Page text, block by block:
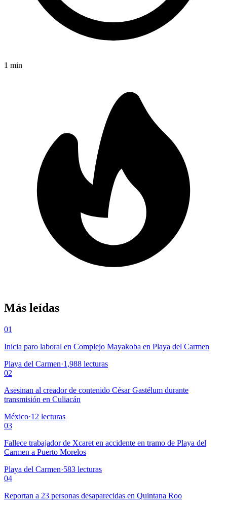
1 min
Más leídas
01
Inicia paro laboral en Complejo Mayakoba en Playa del Carmen
Playa del Carmen·1,988 lecturas
02
Asesinan al creador de contenido César Gastélum durante
transmisión en Culiacán
México·12 lecturas
03
Fallece trabajador de Xcaret en accidente en tramo de Playa del
Carmen a Puerto Morelos
Playa del Carmen·583 lecturas
04
Reportan a 23 personas desaparecidas en Quintana Roo